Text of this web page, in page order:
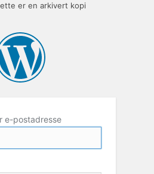
er en arkivert kopi
e-postadresse